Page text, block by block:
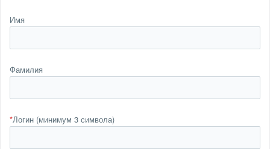
Имя
Фамилия
*Логин (минимум 3 символа)